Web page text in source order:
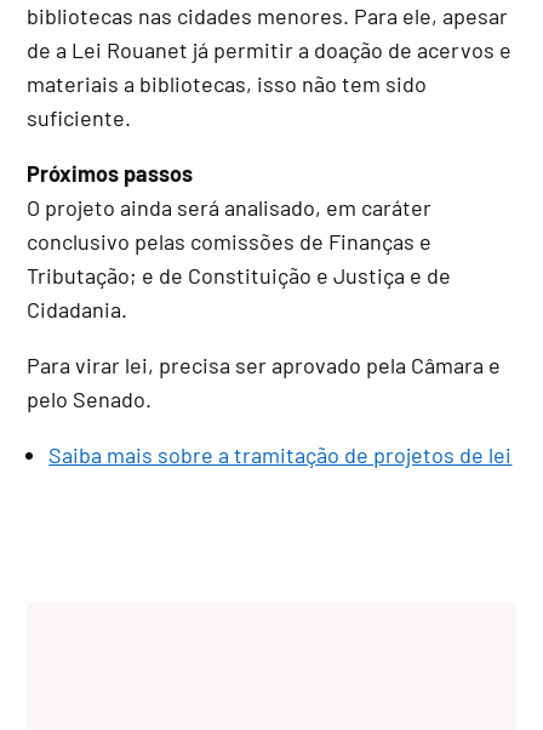
bibliotecas nas cidades menores. Para ele, apesar
de a Lei Rouanet já permitir a doação de acervos e
materiais a bibliotecas, isso não tem sido
suficiente.
Próximos passos
O projeto ainda será analisado, em caráter
conclusivo pelas comissões de Finanças e
Tributação; e de Constituição e Justiça e de
Cidadania.
Para virar lei, precisa ser aprovado pela Câmara e
pelo Senado.
Saiba mais sobre a tramitação de projetos de lei